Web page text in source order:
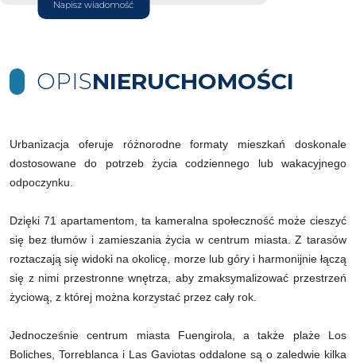
Napisz wiadomość
OPISNIERUCHOMOŚCI
Urbanizacja oferuje różnorodne formaty mieszkań doskonale
dostosowane do potrzeb życia codziennego lub wakacyjnego
odpoczynku.
Dzięki 71 apartamentom, ta kameralna społeczność może cieszyć
się bez tłumów i zamieszania życia w centrum miasta. Z tarasów
roztaczają się widoki na okolicę, morze lub góry i harmonijnie łączą
się z nimi przestronne wnętrza, aby zmaksymalizować przestrzeń
życiową, z której można korzystać przez cały rok.
Jednocześnie centrum miasta Fuengirola, a także plaże Los
Boliches, Torreblanca i Las Gaviotas oddalone są o zaledwie kilka